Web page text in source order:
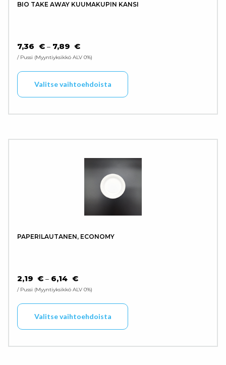
BIO TAKE AWAY KUUMAKUPIN KANSI
7,36 € – 7,89 €HINTALUOKKA: 7,36 € - 7,89 €
/ Pussi Myyntiyksikkö ALV 0%
Valitse vaihtoehdoista
PAPERILAUTANEN, ECONOMY
2,19 € – 6,14 €HINTALUOKKA: 2,19 € - 6,14 €
/ Pussi Myyntiyksikkö ALV 0%
Valitse vaihtoehdoista